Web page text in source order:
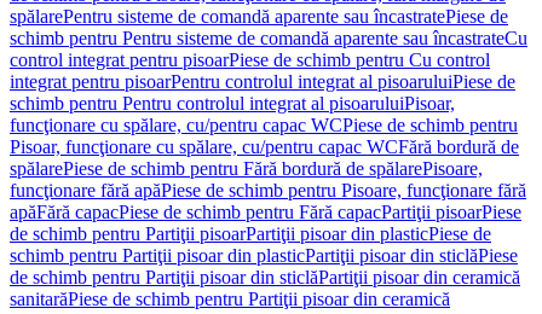
spălarePentru sisteme de comandă aparente sau încastratePiese de
schimb pentru Pentru sisteme de comandă aparente sau încastrateCu
control integrat pentru pisoarPiese de schimb pentru Cu control
integrat pentru pisoarPentru controlul integrat al pisoaruluiPiese de
schimb pentru Pentru controlul integrat al pisoaruluiPisoar,
funcţionare cu spălare, cu/pentru capac WCPiese de schimb pentru
Pisoar, funcţionare cu spălare, cu/pentru capac WCFără bordură de
spălarePiese de schimb pentru Fără bordură de spălarePisoare,
funcţionare fără apăPiese de schimb pentru Pisoare, funcţionare fără
apăFără capacPiese de schimb pentru Fără capacPartiţii pisoarPiese
de schimb pentru Partiţii pisoarPartiţii pisoar din plasticPiese de
schimb pentru Partiţii pisoar din plasticPartiţii pisoar din sticlăPiese
de schimb pentru Partiţii pisoar din sticlăPartiţii pisoar din ceramică
sanitarăPiese de schimb pentru Partiţii pisoar din ceramică